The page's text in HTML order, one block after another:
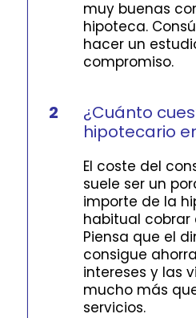
muy buenas
hipoteca.
hacer un
compromiso.
2
¿Cuánto
hipotecario
El coste del
suele ser un
importe de la
habitual cobrar
Piensa que el
consigue
intereses y las
mucho más
servicios.